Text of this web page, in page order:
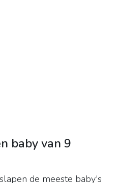
baby van 9
de meeste baby's